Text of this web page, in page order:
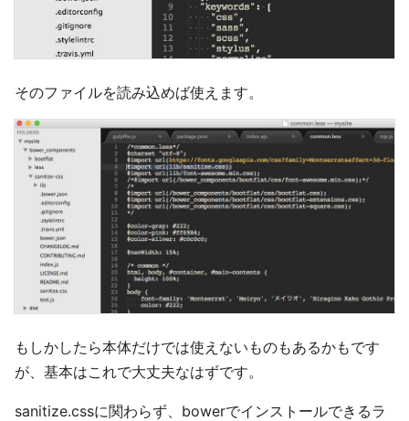
そのファイルを読み込めば使えます。
もしかしたら本体だけでは使えないものもあるかもです
が、基本はこれで大丈夫なはずです。
sanitize.cssに関わらず、bowerでインストールできるラ